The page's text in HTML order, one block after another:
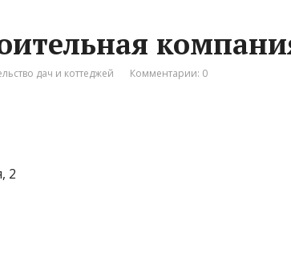
дач и коттеджей Комментарии: 0
2